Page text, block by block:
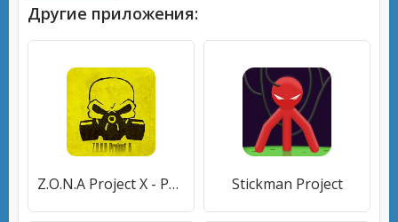
Другие приложения:
Z.O.N.A Project X - Post-apocalyptic shooter. Stickman Project